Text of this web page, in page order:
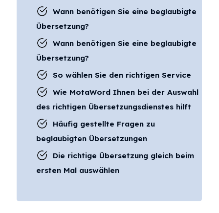
Wann benötigen Sie eine beglaubigte
Übersetzung?
Wann benötigen Sie eine beglaubigte
Übersetzung?
So wählen Sie den richtigen Service
Wie MotaWord Ihnen bei der Auswahl
des richtigen Übersetzungsdienstes hilft
Häufig gestellte Fragen zu
beglaubigten Übersetzungen
Die richtige Übersetzung gleich beim
ersten Mal auswählen